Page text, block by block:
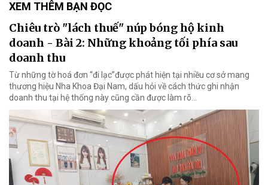
XEM THÊM BẠN ĐỌC
Chiêu trò "lách thuế" núp bóng hộ kinh
doanh - Bài 2: Những khoảng tối phía sau
doanh thu
Từ những tờ hoá đơn “đi lạc”được phát hiện tại nhiều cơ sở mang
thương hiệu Nha Khoa Đại Nam, dấu hỏi về cách thức ghi nhận
doanh thu tại hệ thống này cũng cần được làm rõ…